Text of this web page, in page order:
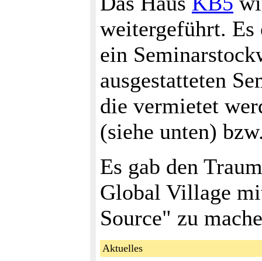
weitergeführt. Es
ein
ausgestatteten
die vermietet
(siehe unten)
Es gab den
Global Village
Source" zu
Aktuelles